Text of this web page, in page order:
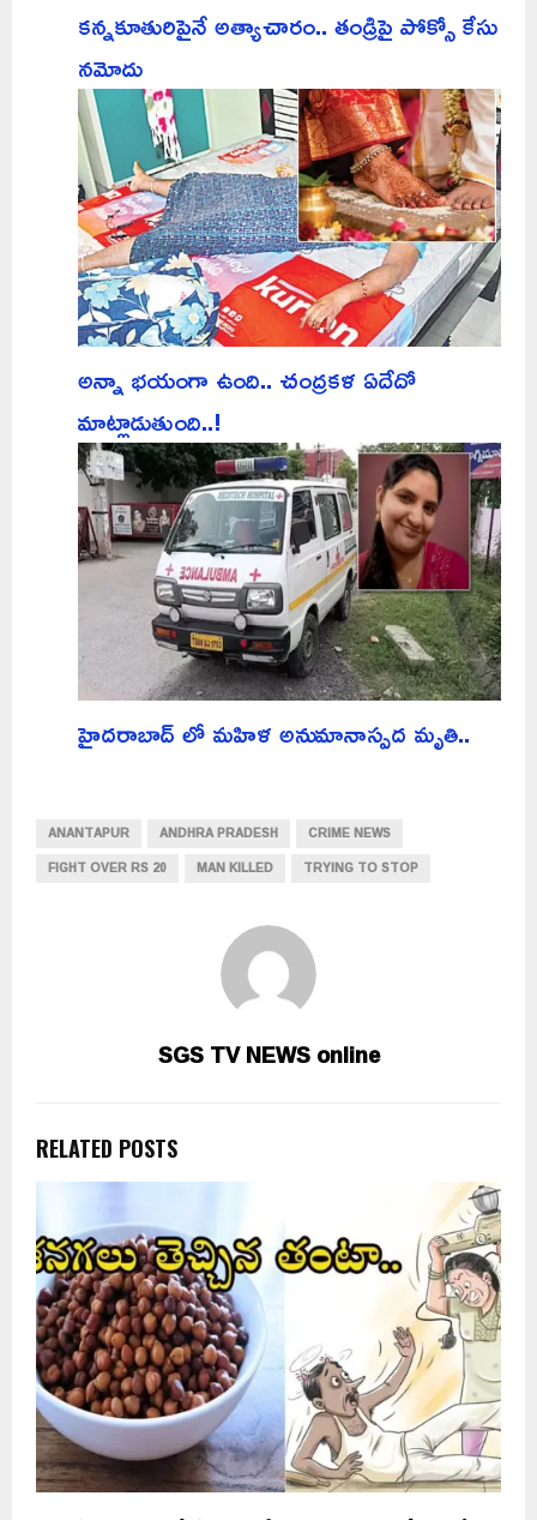
కన్నకూతురిపైనే అత్యాచారం.. తండ్రిపై పోక్సో కేసు
నమోదు
అన్నా భయంగా ఉంది.. చంద్రకళ ఏదేదో
మాట్లాడుతుంది..!
హైదరాబాద్ లో మహిళ అనుమానాస్పద మృతి..
ANANTAPUR ANDHRA PRADESH
CRIME NEWS
FIGHT OVER RS 20
MAN KILLED TRYING TO STOP
SGS TV NEWS online
RELATED POSTS